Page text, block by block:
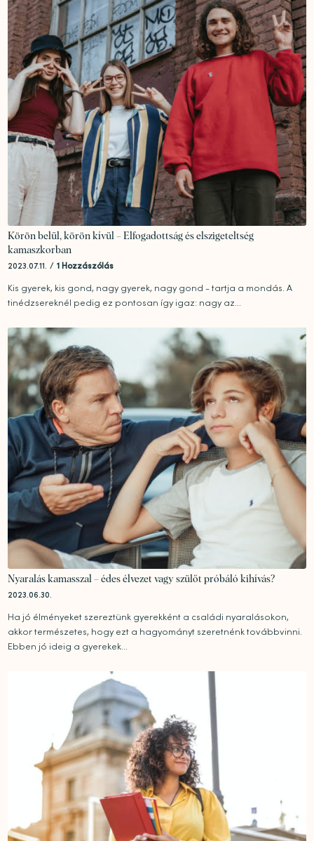
Körön belül, körön kívül – Elfogadottság és elszigeteltség
kamaszkorban
2023.07.11. / 1 Hozzászólás
Kis gyerek, kis gond, nagy gyerek, nagy gond - tartja a mondás. A
tinédzsereknél pedig ez pontosan így igaz: nagy az...
Nyaralás kamasszal – édes élvezet vagy szülőt próbáló kihívás?
2023.06.30.
Ha jó élményeket szereztünk gyerekként a családi nyaralásokon,
akkor természetes, hogy ezt a hagyományt szeretnénk továbbvinni.
Ebben jó ideig a gyerekek...